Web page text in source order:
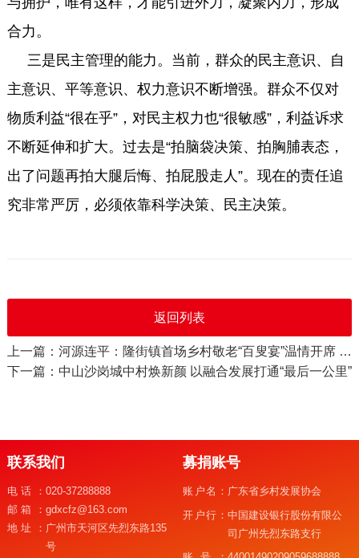
合力。
三是民主管理的能力。当前，群众的民主意识、自
主意识、平等意识、权力意识不断增强。群众不仅对
物质利益“很在乎”，对民主权力也“很敏感”，利益诉求
不断延伸和扩大。过去是“拍脑袋决策、拍胸脯表态，
出了问题再拍大腿后悔、拍屁股走人”。现在的责任追
究非常严厉，必须依靠科学决策、民主决策。
返回列表
上一篇：河源连平：隆街镇首场乡村敬老“百叟宴”温情开席 千余人共赴忠孝团圆之约
下一篇：中山沙岗城中村焕新颜 以融合发展打通“最后一公里”
联系我们
电话： 020-37288888
邮箱： gdxcfz@163.com
地址： 广州市天河区先烈东路135
号
募捐账号
账户名： 广东省乡村发展协会
开户行：中国建设银行股份有限公
司广州先烈东路支行